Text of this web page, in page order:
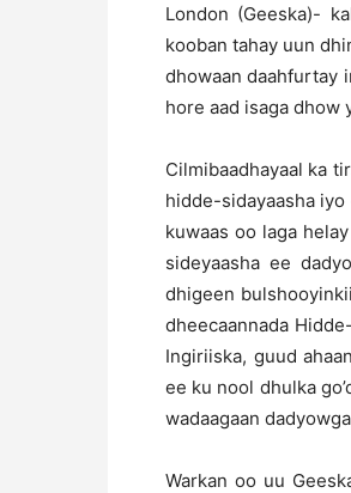
London (Geeska)-
kooban tahay uun
dhowaan daahfurtay
hore aad isaga dhow
Cilmibaadhayaal ka
hidde-sidayaasha iyo
kuwaas oo laga
sideyaasha ee
dhigeen
dheecaannada
Ingiriiska, guud
ee ku nool dhulka
wadaagaan
Warkan oo uu